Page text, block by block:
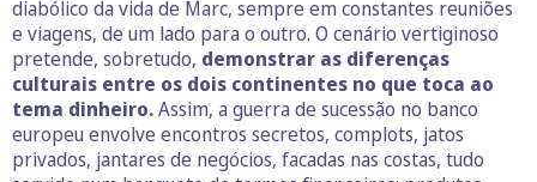
diabólico da vida de Marc, sempre em constantes reuniões
e viagens, de um lado para o outro. O cenário vertiginoso
pretende, sobretudo, demonstrar as diferenças
culturais entre os dois continentes no que toca ao
tema dinheiro.Assim, a guerra de sucessão no banco
europeu envolve encontros secretos, complots, jatos
privados, jantares de negócios, facadas nas costas, tudo